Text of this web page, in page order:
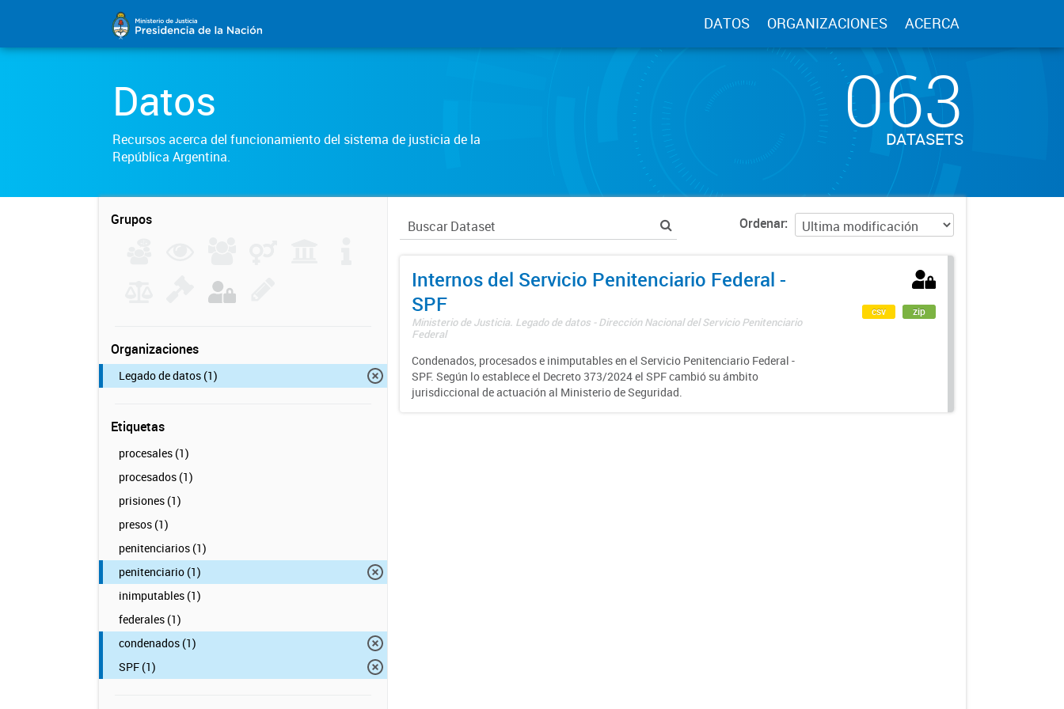
DATOS ORGANIZACIONES ACERCA
Datos
Recursos acerca del funcionamiento del sistema de justicia de la
República Argentina.
063
DATASETS
Grupos
Organizaciones
Legado de datos (1)
Etiquetas
procesales (1)
procesados (1)
prisiones (1)
presos (1)
penitenciarios (1)
penitenciario (1)
inimputables (1)
federales (1)
condenados (1)
SPF (1)
Ordenar
Internos del Servicio Penitenciario Federal -
SPF
Ministerio de Justicia. Legado de datos - Dirección Nacional del Servicio Penitenciario
Federal
Condenados, procesados e inimputables en el Servicio Penitenciario Federal -
SPF. Según lo establece el Decreto 373/2024 el SPF cambió su ámbito
jurisdiccional de actuación al Ministerio de Seguridad.
csv zip